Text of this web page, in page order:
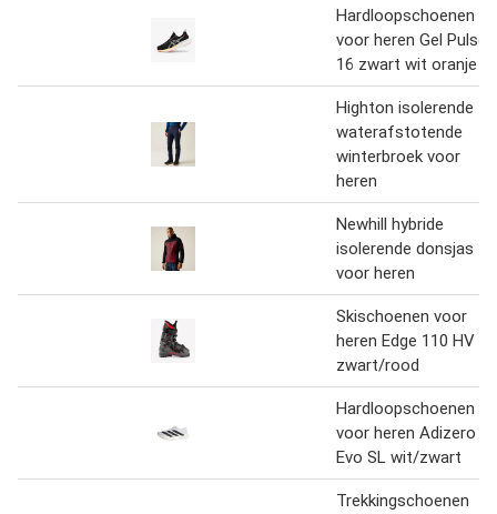
Hardloopschoenen
voor heren Gel Pulse
16 zwart wit oranje
Highton isolerende
waterafstotende
winterbroek voor
heren
Newhill hybride
isolerende donsjas
voor heren
Skischoenen voor
heren Edge 110 HV
zwart/rood
Hardloopschoenen
voor heren Adizero
Evo SL wit/zwart
Trekkingschoenen